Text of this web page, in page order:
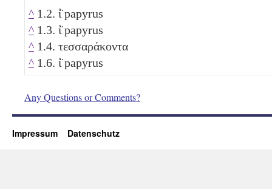
^ 1.2. ἰ̈ papyrus
^ 1.3. ἰ̈ papyrus
^ 1.4. τεσσαράκοντα
^ 1.6. ἰ̈ papyrus
Any Questions or Comments?
Impressum Datenschutz